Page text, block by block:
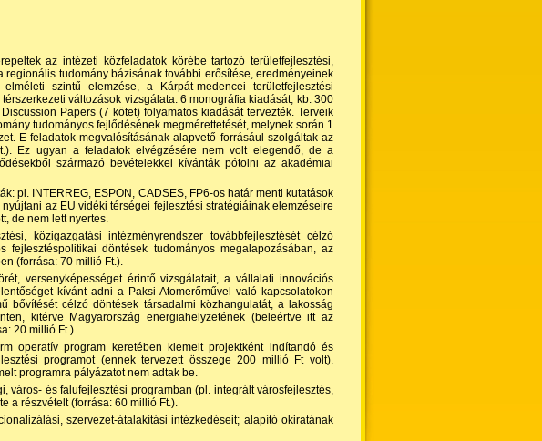
az intézeti közfeladatok körébe tartozó területfejlesztési,
tudomány bázisának további erősítése, eredményeinek
szintű elemzése, a Kárpát-medencei területfejlesztési
változások vizsgálata. 6 monográfia kiadását, kb. 300
Papers (7 kötet) folyamatos kiadását tervezték. Terveik
tudományos fejlődésének megmérettetését, melynek során 1
E feladatok megvalósításának alapvető forrásául szolgáltak az
Ez ugyan a feladatok elvégzésére nem volt elegendő, de a
származó bevételekkel kívánták pótolni az akadémiai
pl. INTERREG, ESPON, CADSES, FP6-os határ menti kutatások
az EU vidéki térségei fejlesztési stratégiáinak elemzéseire
de nem lett nyertes.
közigazgatási intézmény­rendszer továbbfejlesztését célzó
fejlesztéspolitikai döntések tudományos megalapozásában, az
(forrása: 70 millió Ft.).
versenyképességet érintő vizsgálatait, a vállalati innovációs
kívánt adni a Paksi Atomerőművel való kapcsolatokon
bővítését célzó döntések társadalmi közhangulatát, a lakosság
kitérve Magyar­ország energiahelyzetének (beleértve itt az
20 millió Ft.).
operatív program keretében kiemelt projektként indítandó és
programot (ennek tervezett összege 200 millió Ft volt).
programra pályázatot nem adtak be.
város- és falufejlesztési programban (pl. integrált városfejlesztés,
a részvételt (forrása: 60 millió Ft.).
szervezet-átalakítási intézkedéseit; alapító okiratának